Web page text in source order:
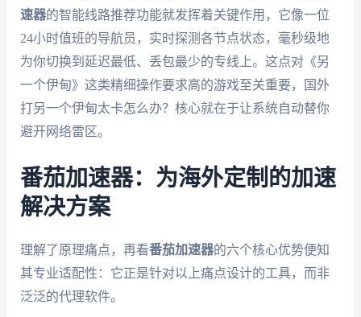
速器的智能线路推荐功能就发挥着关键作用，它像一位
24小时值班的导航员，实时探测各节点状态，毫秒级地
为你切换到延迟最低、丢包最少的专线上。这点对《另
一个伊甸》这类精细操作要求高的游戏至关重要，国外
打另一个伊甸太卡怎么办？核心就在于让系统自动替你
避开网络雷区。
番茄加速器：为海外定制的加速
解决方案
理解了原理痛点，再看番茄加速器的六个核心优势便知
其专业适配性：它正是针对以上痛点设计的工具，而非
泛泛的代理软件。